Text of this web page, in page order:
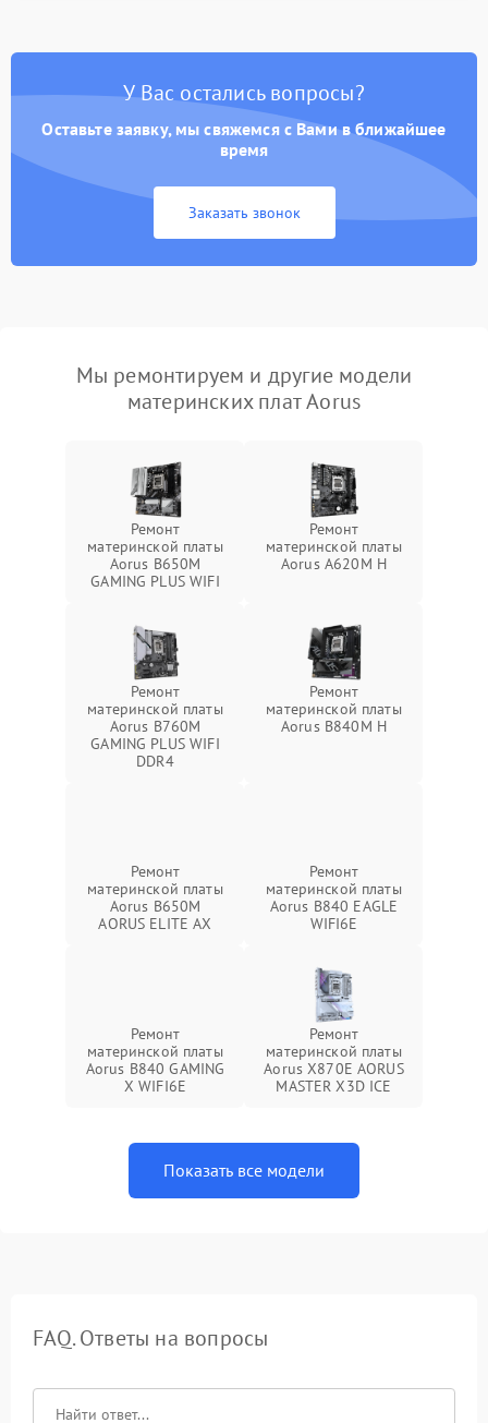
У Вас остались вопросы?
Оставьте заявку, мы свяжемся с Вами в ближайшее
время
Заказать звонок
Мы ремонтируем и другие модели
материнских плат Aorus
Ремонт
материнской платы
Aorus B650M
GAMING PLUS WIFI
Ремонт
материнской платы
Aorus A620M H
Ремонт
материнской платы
Aorus B760M
GAMING PLUS WIFI
DDR4
Ремонт
материнской платы
Aorus B840M H
Ремонт
материнской платы
Aorus B650M
AORUS ELITE AX
Ремонт
материнской платы
Aorus B840 EAGLE
WIFI6E
Ремонт
материнской платы
Aorus B840 GAMING
X WIFI6E
Ремонт
материнской платы
Aorus X870E AORUS
MASTER X3D ICE
Показать все модели
FAQ. Ответы на вопросы